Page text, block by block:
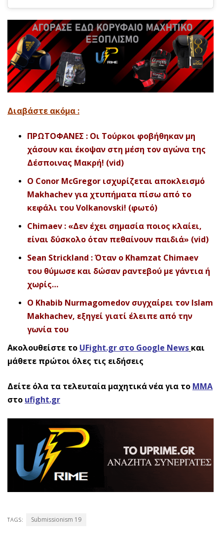
Διαβάστε ακόμα :
ΠΡΩΤΟΦΑΝΕΣ : Οι Τούρκοι φοβήθηκαν μη
χάσουν και έκοψαν στη μέση τον αγώνα της
Δέσποινας Μακρή! (vid)
Ο Conor McGregor ισχυρίζεται αποκλεισμό
Makhachev για χτυπήματα πίσω από το
κεφάλι του Volkanovski! (φωτό)
Chimaev : «Δεν έχει σημασία ποιος κλαίει,
είναι δύσκολο όταν πεθαίνουν παιδιά» (vid)
Sean Strickland : Όταν ο Khamzat Chimaev
του θύμωσε και δώσαν ραντεβού με γάντια ή
χωρίς…
Ο Khabib Nurmagomedov συγχαίρει τον Islam
Makhachev, εξηγεί γιατί έλειπε από την
γωνία του
Ακολουθείστε το UFight.gr στο Google News και
μάθετε πρώτοι όλες τις ειδήσεις
Δείτε όλα τα τελευταία μαχητικά νέα για το ΜΜΑ
στο ufight.gr
TAGS: Submissionism 19